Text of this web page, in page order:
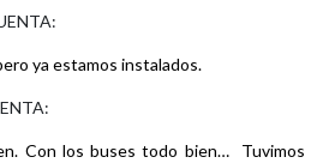
ya estamos instalados.
Con los buses todo bien… Tuvimos